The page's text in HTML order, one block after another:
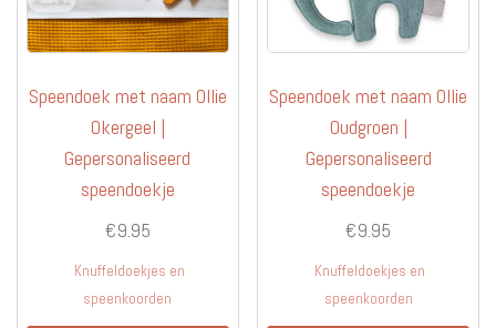
Speendoek met naam Ollie
Okergeel |
Gepersonaliseerd
speendoekje
€9.95
Knuffeldoekjes en
speenkoorden
Speendoek met naam Ollie
Oudgroen |
Gepersonaliseerd
speendoekje
€9.95
Knuffeldoekjes en
speenkoorden